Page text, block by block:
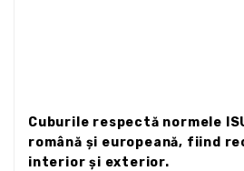
Cuburile respectă normele
română și europeană, fiind
interior și exterior.